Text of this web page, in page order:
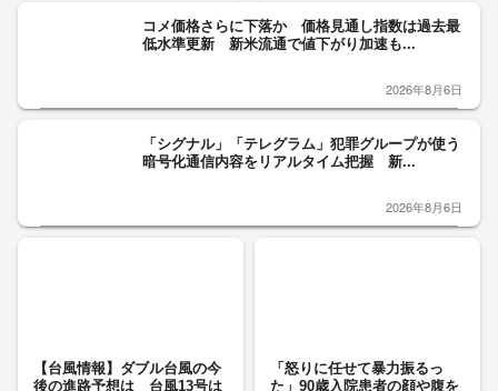
コメ価格さらに下落か 価格見通し指数は過去最
低水準更新 新米流通で値下がり加速も...
2026年8月6日
「シグナル」「テレグラム」犯罪グループが使う
暗号化通信内容をリアルタイム把握 新...
2026年8月6日
【台風情報】ダブル台風の今
後の進路予想は 台風13号は
「怒りに任せて暴力振るっ
た」90歳入院患者の顔や腹を